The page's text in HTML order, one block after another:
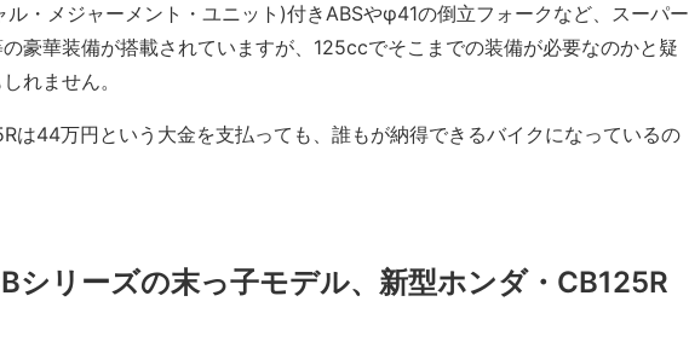
ル・メジャーメント・ユニット)付きABSやφ41の倒立フォークなど、スーパー
豪華装備が搭載されていますが、125ccでそこまでの装備が必要なのかと疑
れません。
は44万円という大金を支払っても、誰もが納得できるバイクになっているの
シリーズの末っ子モデル、新型ホンダ・CB125R